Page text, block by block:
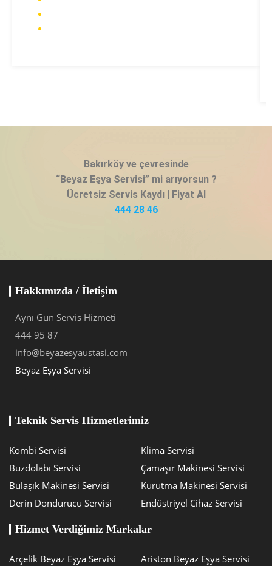
Bakırköy ve çevresinde
“Beyaz Eşya Servisi” mi arıyorsun ?
Ücretsiz Servis Kaydı | Fiyat Al
444 28 46
Hakkımızda / İletişim
Aynı Gün Servis Hizmeti
444 95 87
info@beyazesyaustasi.com
Beyaz Eşya Servisi
Teknik Servis Hizmetlerimiz
Kombi Servisi
Klima Servisi
Buzdolabı Servisi
Çamaşır Makinesi Servisi
Bulaşık Makinesi Servisi
Kurutma Makinesi Servisi
Derin Dondurucu Servisi
Endüstriyel Cihaz Servisi
Hizmet Verdiğimiz Markalar
Arçelik Beyaz Eşya Servisi Ariston Beyaz Eşya Servisi